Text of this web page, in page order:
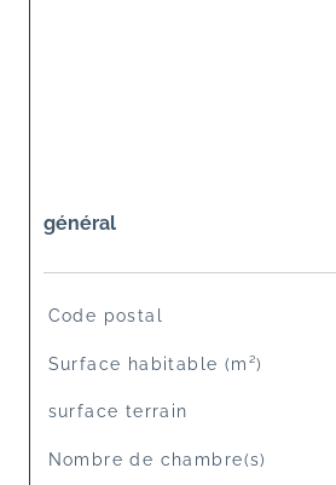
général
TRAD_SIROCCO_Caracteristique
Code postal
Surface habitable (m²)
surface terrain
Nombre de chambre(s)